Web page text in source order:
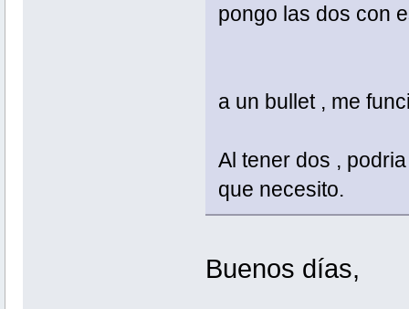
pongo las dos con
a un bullet , me
Al tener dos ,
que necesito.
Buenos días,